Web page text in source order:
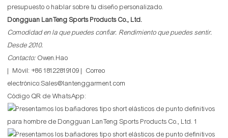
presupuesto o hablar sobre tu diseño personalizado.
Dongguan LanTeng Sports Products Co., Ltd.
Comodidad en la que puedes confiar. Rendimiento que puedes sentir.
Desde 2010.
Contacto: Owen.Hao
| Móvil: +86 18122819109 | Correo
electrónico:Sales@lantenggarment.com
Código QR de WhatsApp: